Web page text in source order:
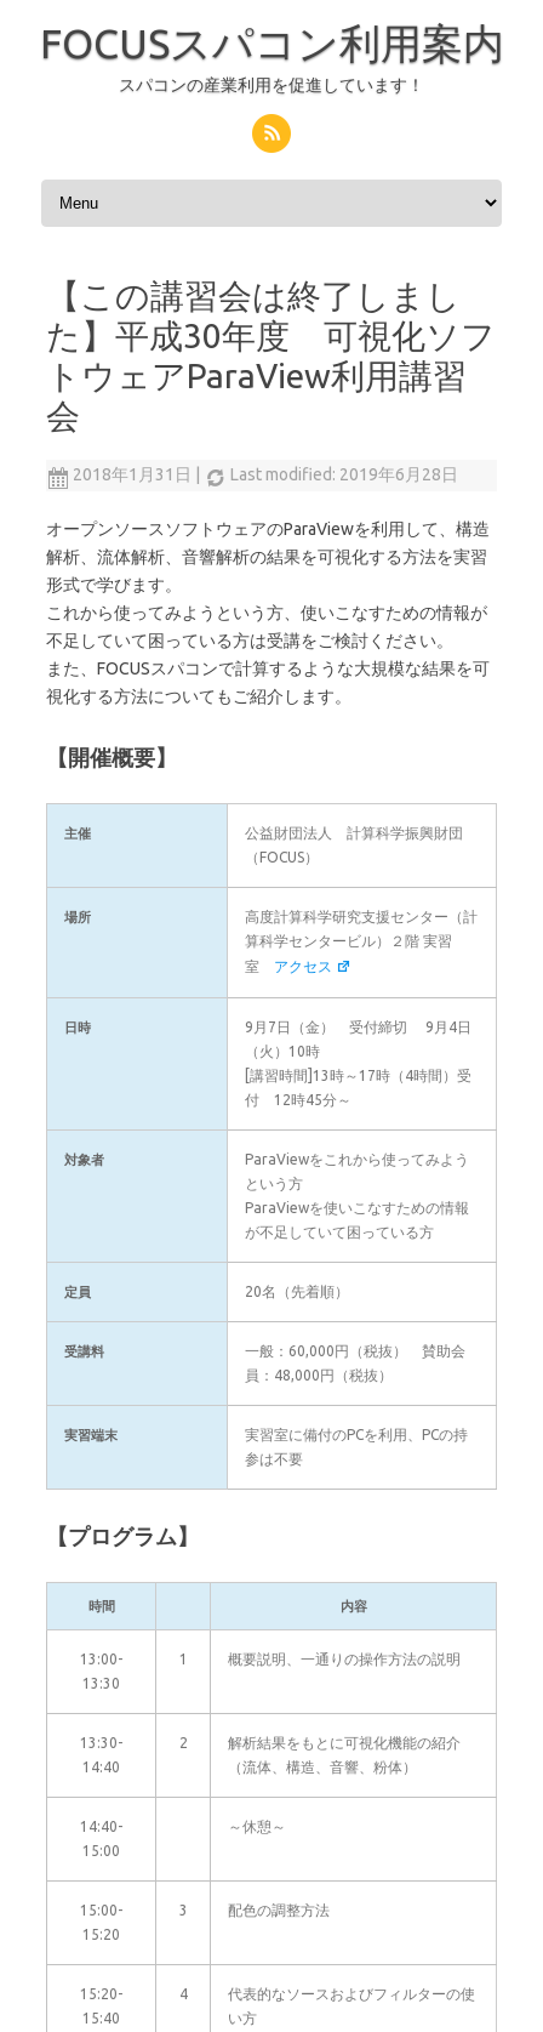
FOCUSスパコン利用案内
スパコンの産業利用を促進しています！
コンテンツへスキップ
【この講習会は終了しまし
た】平成30年度 可視化ソフ
トウェアParaView利用講習
会
2018年1月31日 Last modified: 2019年6月28日
オープンソースソフトウェアのParaViewを利用して、構造
解析、流体解析、音響解析の結果を可視化する方法を実習
形式で学びます。
これから使ってみようという方、使いこなすための情報が
不足していて困っている方は受講をご検討ください。
また、FOCUSスパコンで計算するような大規模な結果を可
視化する方法についてもご紹介します。
【開催概要】
主催
公益財団法人 計算科学振興財団
（FOCUS）
場所
高度計算科学研究支援センター（計
算科学センタービル）２階 実習
室 アクセス
日時
9月7日（金） 受付締切 9月4日
（火）10時
[講習時間]13時～17時（4時間）受
付 12時45分～
対象者
ParaViewをこれから使ってみよう
という方
ParaViewを使いこなすための情報
が不足していて困っている方
定員 20名（先着順）
受講料
一般：60,000円（税抜） 賛助会
員：48,000円（税抜）
実習端末
実習室に備付のPCを利用、PCの持
参は不要
【プログラム】
時間 内容
13:00-
13:30
1 概要説明、一通りの操作方法の説明
13:30-
14:40
2
解析結果をもとに可視化機能の紹介
（流体、構造、音響、粉体）
14:40-
15:00
～休憩～
15:00-
15:20
3 配色の調整方法
15:20-
15:40
4
代表的なソースおよびフィルターの使
い方